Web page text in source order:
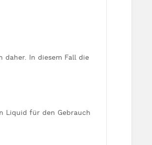
daher. In diesem Fall die
Liquid für den Gebrauch